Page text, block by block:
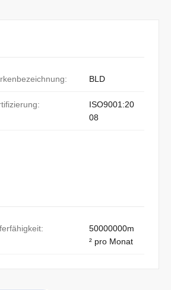
BLD
ISO9001:20
08
50000000m
² pro Monat